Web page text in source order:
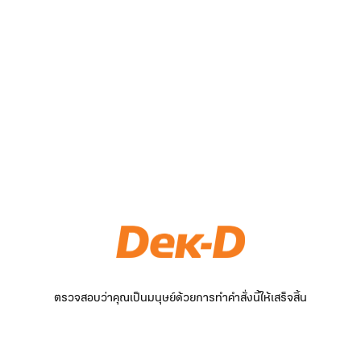
ตรวจสอบว่าคุณเป็นมนุษย์ด้วยการทำคำสั่งนี้ให้เสร็จสิ้น